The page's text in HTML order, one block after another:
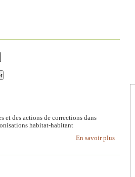
et des actions de corrections dans
habitat-habitant
En savoir plus